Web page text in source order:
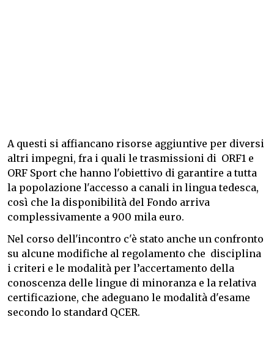
A questi si affiancano risorse aggiuntive per diversi
altri impegni, fra i quali le trasmissioni di ORF1 e
ORF Sport che hanno l'obiettivo di garantire a tutta
la popolazione l'accesso a canali in lingua tedesca,
così che la disponibilità del Fondo arriva
complessivamente a 900 mila euro.
Nel corso dell'incontro c'è stato anche un confronto
su alcune modifiche al regolamento che disciplina
i criteri e le modalità per l’accertamento della
conoscenza delle lingue di minoranza e la relativa
certificazione, che adeguano le modalità d'esame
secondo lo standard QCER.